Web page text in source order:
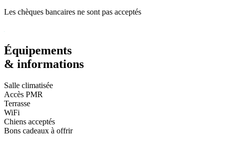
Les chèques bancaires ne sont pas acceptés
Équipements
& informations
Salle climatisée
Accès PMR
Terrasse
WiFi
Chiens acceptés
Bons cadeaux à offrir